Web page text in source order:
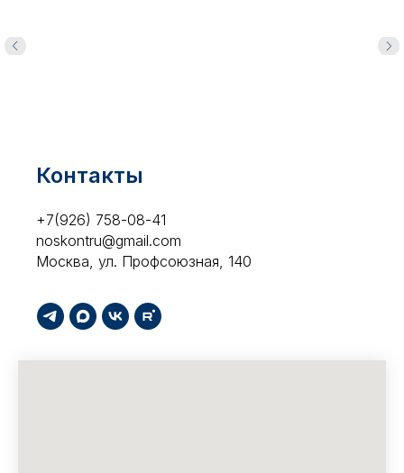
Контакты
+7(926) 758-08-41
noskontru@gmail.com
Москва, ул. Профсоюзная, 140